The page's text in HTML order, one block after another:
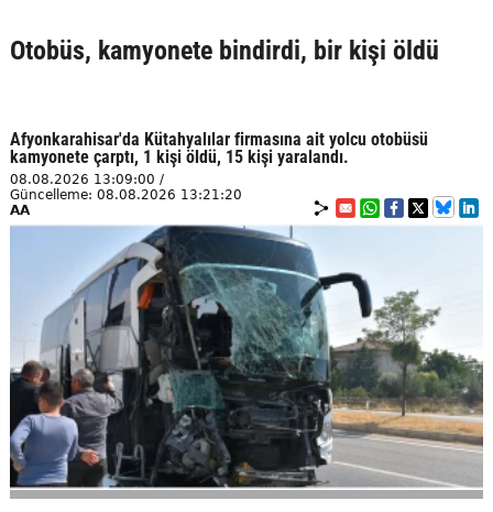
Otobüs, kamyonete bindirdi, bir kişi öldü
Afyonkarahisar'da Kütahyalılar firmasına ait yolcu otobüsü
kamyonete çarptı, 1 kişi öldü, 15 kişi yaralandı.
08.08.2026 13:09:00 /
Güncelleme: 08.08.2026 13:21:20
AA